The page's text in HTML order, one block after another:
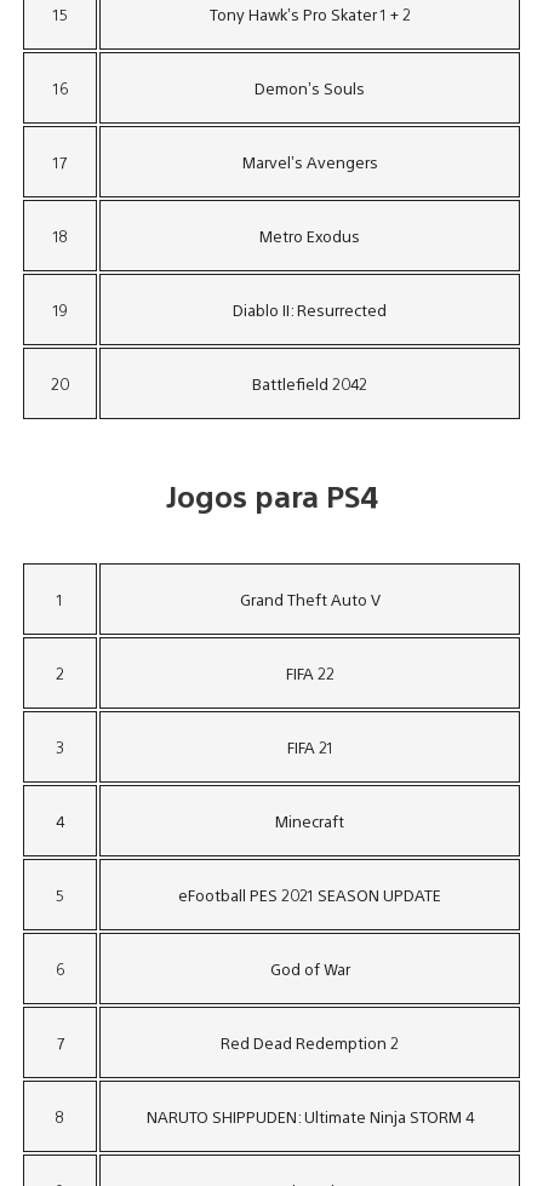
15 Tony Hawk’s Pro Skater 1 + 2
16 Demon’s Souls
17 Marvel’s Avengers
18 Metro Exodus
19 Diablo II: Resurrected
20 Battlefield 2042
Jogos para PS4
1 Grand Theft Auto V
2 FIFA 22
3 FIFA 21
4 Minecraft
5 eFootball PES 2021 SEASON UPDATE
6 God of War
7 Red Dead Redemption 2
8 NARUTO SHIPPUDEN: Ultimate Ninja STORM 4